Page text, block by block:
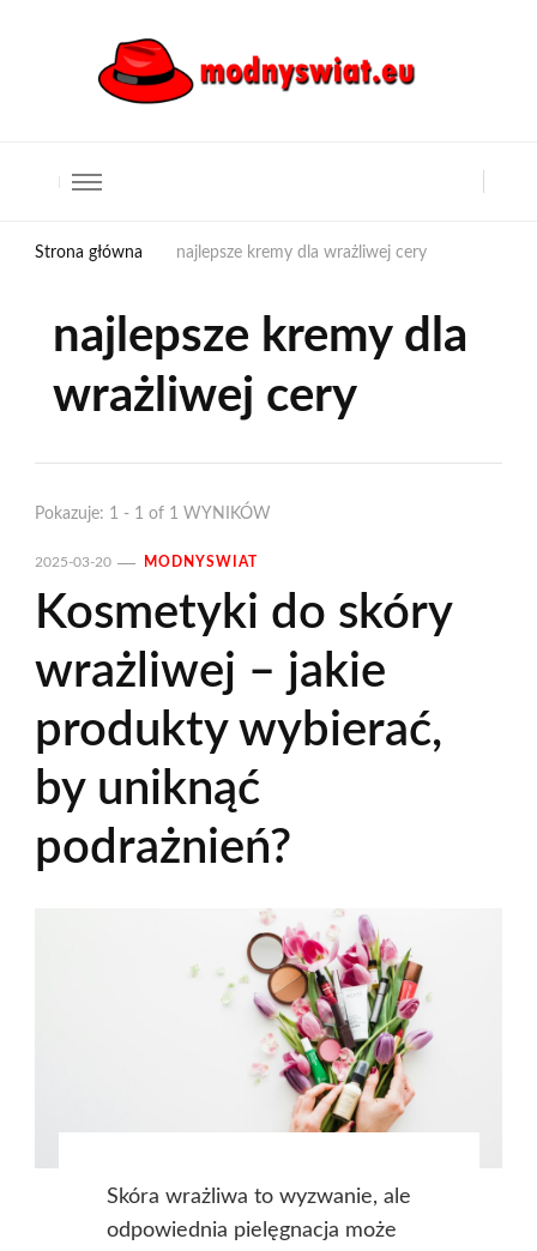
Strona główna najlepsze kremy dla wrażliwej cery
najlepsze kremy dla
wrażliwej cery
Pokazuje: 1 - 1 of 1 WYNIKÓW
2025-03-20 MODNYSWIAT
Kosmetyki do skóry
wrażliwej – jakie
produkty wybierać,
by uniknąć
podrażnień?
Skóra wrażliwa to wyzwanie, ale
odpowiednia pielęgnacja może